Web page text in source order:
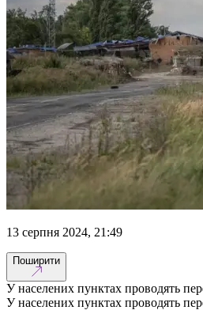
13 серпня 2024, 21:49
Поширити
У населених пунктах проводять
У населених пунктах проводять